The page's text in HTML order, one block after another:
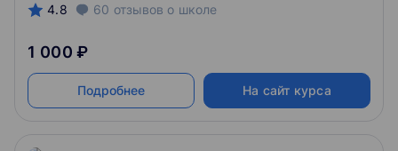
4.8 60 отзывов о школе
1 000 ₽
Подробнее На сайт курса